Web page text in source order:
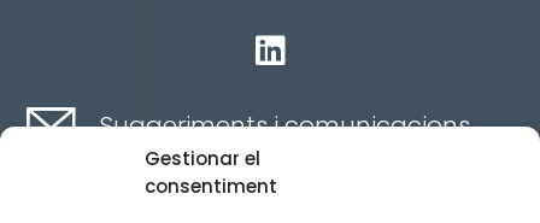
Gestionar el
consentiment

Suggeriments i comunicacions